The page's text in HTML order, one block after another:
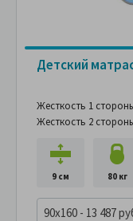
Детский
Жесткость 1
Жесткость 2
9 см 80 кг
90x160 - 13 487